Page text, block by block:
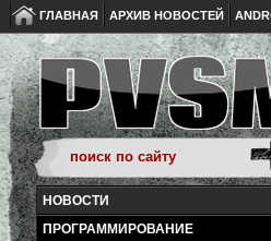
ГЛАВНАЯ АРХИВ НОВОСТЕЙ
НОВОСТИ
ПРОГРАММИРОВАНИЕ